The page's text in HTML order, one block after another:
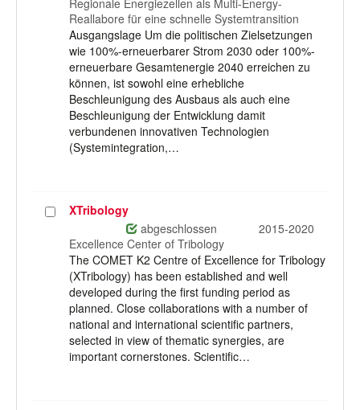
Regionale Energiezellen als Multi-Energy-
Reallabore für eine schnelle Systemtransition
Ausgangslage Um die politischen Zielsetzungen
wie 100%-erneuerbarer Strom 2030 oder 100%-
erneuerbare Gesamtenergie 2040 erreichen zu
können, ist sowohl eine erhebliche
Beschleunigung des Ausbaus als auch eine
Beschleunigung der Entwicklung damit
verbundenen innovativen Technologien
(Systemintegration,…
ProjektXTribology
abgeschlossen
2015-2020
Excellence Center of Tribology
The COMET K2 Centre of Excellence for Tribology
(XTribology) has been established and well
developed during the first funding period as
planned. Close collaborations with a number of
national and international scientific partners,
selected in view of thematic synergies, are
important cornerstones. Scientific…